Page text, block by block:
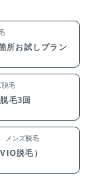
所お試しプラン
脱毛
毛3回
メンズ脱毛
脱毛）